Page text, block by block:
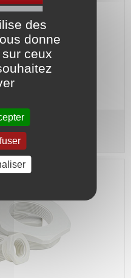
Filetage PG
des
donne
ceux